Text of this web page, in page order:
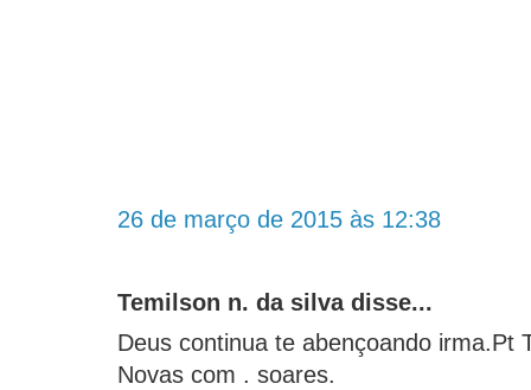
26 de março de 2015 às 12:38
Temilson n. da silva disse...
Deus continua te abençoando irma.Pt
Novas com . soares.